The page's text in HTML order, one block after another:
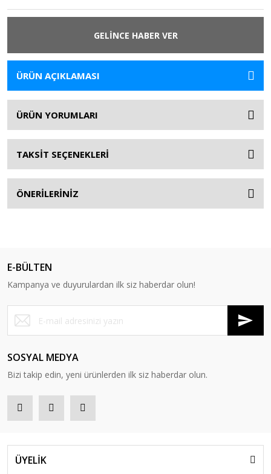
GELİNCE HABER VER
ÜRÜN AÇIKLAMASI
ÜRÜN YORUMLARI
TAKSİT SEÇENEKLERİ
ÖNERİLERİNİZ
E-BÜLTEN
Kampanya ve duyurulardan ilk siz haberdar olun!
SOSYAL MEDYA
Bizi takip edin, yeni ürünlerden ilk siz haberdar olun.
ÜYELİK